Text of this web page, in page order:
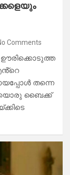
Comments
ഊരിക്കൊടുത്ത
തന്നെ
ബൈക്ക്